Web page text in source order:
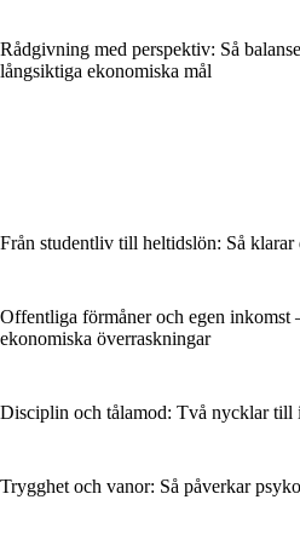
Rådgivning med perspektiv: Så
långsiktiga ekonomiska mål
Från studentliv till heltidslön: Så klarar
Offentliga förmåner och egen inkomst
ekonomiska överraskningar
Disciplin och tålamod: Två nycklar till
Trygghet och vanor: Så påverkar